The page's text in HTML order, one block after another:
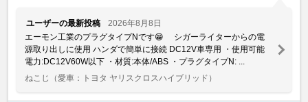
ユーザーの最新投稿
2026年8月8日
エーモン工業のプラグタイプNです😁 シガーライターからの電
源取り出しに使用 ハンダで簡単に接続 DC12V車専用 ・使用可能
電力:DC12V60W以下 ・材質:本体/ABS ・プラグタイプN: ...
ねこじ
（愛車：トヨタ ヤリスクロスハイブリッド）